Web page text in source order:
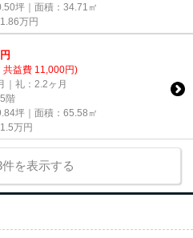
坪｜面積：34.71㎡
1.86万円
円
共益費 11,000円)
｜礼：2.2ヶ月
階
坪｜面積：65.58㎡
1.5万円
を表示する